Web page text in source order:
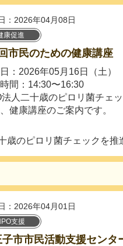
：2026年04月08日
康促進
市民のための健康講座
：2026年05月16日（土）
間：14:30〜16:30
法人二十歳のピロリ菌チェ
健康講座のご案内です。
歳のピロリ菌チェックを推
：2026年04月01日
支援
子市市民活動支援セン